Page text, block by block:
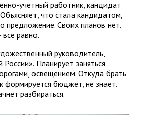
учетный работник, кандидат
что стала кандидатом,
предложение. Своих планов нет.
равно.
руководитель,
Планирует заняться
освещением. Откуда брать
формируется бюджет, не знает.
разбираться.